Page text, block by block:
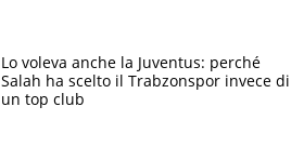
Lo voleva anche la Juventus: perché
Salah ha scelto il Trabzonspor invece di
un top club